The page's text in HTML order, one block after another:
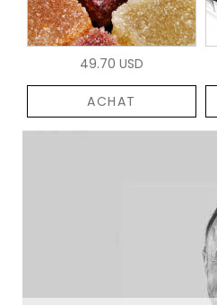
49.70 USD
ACHAT